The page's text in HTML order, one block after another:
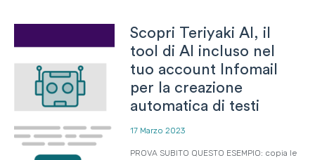
Scopri Teriyaki AI, il
tool di AI incluso nel
tuo account Infomail
per la creazione
automatica di testi
17 Marzo 2023
PROVA SUBITO QUESTO ESEMPIO: copia le